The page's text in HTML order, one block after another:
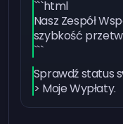
```html
Nasz Zespół
szybkość
```
Sprawdź status
> Moje Wypłaty.